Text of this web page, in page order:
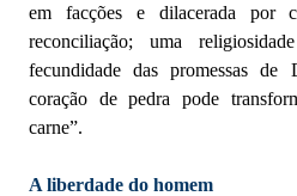
em facções e dilacerada por
reconciliação; uma
fecundidade das promessas de
coração de pedra pode
carne”.
A liberdade do homem